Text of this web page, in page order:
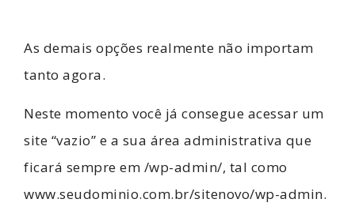
As demais opções realmente não importam
tanto agora.
Neste momento você já consegue acessar um
site “vazio” e a sua área administrativa que
ficará sempre em /wp-admin/, tal como
www.seudominio.com.br/sitenovo/wp-admin.